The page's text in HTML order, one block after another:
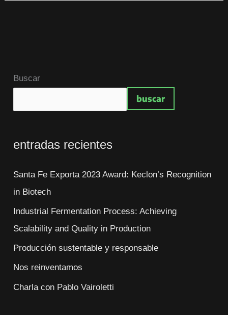
Buscar
buscar
entradas recientes
Santa Fe Exporta 2023 Award: Keclon’s Recognition
in Biotech
Industrial Fermentation Process: Achieving
Scalability and Quality in Production
Producción sustentable y responsable
Nos reinventamos
Charla con Pablo Vairoletti